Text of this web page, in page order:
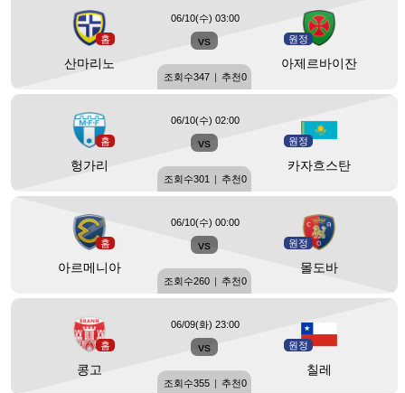
홈
산마리노
vs 원정
아제르바이잔
06/10(수) 03:00
조회수347 | 추천0
홈
헝가리
vs 원정
카자흐스탄
06/10(수) 02:00
조회수301 | 추천0
홈
아르메니아
vs 원정
몰도바
06/10(수) 00:00
조회수260 | 추천0
홈
콩고
vs 원정
칠레
06/09(화) 23:00
조회수355 | 추천0